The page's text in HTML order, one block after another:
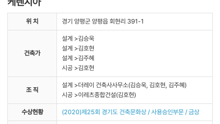
위 치 경기 양평군 양평읍 회현리 391-1
건축가
설계 >김승욱
설계 >김호현
설계 >김주혜
시공 >김호현
조 직
설계 >더레이 건축사사무소(김승욱, 김호현, 김주혜)
시공 >이레츠종합건설(김호현)
수상현황 (2020)제25회 경기도 건축문화상 / 사용승인부문 / 금상